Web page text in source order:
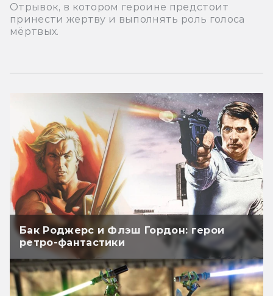
Отрывок, в котором героине предстоит
принести жертву и выполнять роль голоса
мёртвых.
Бак Роджерс и Флэш Гордон: герои
ретро-фантастики